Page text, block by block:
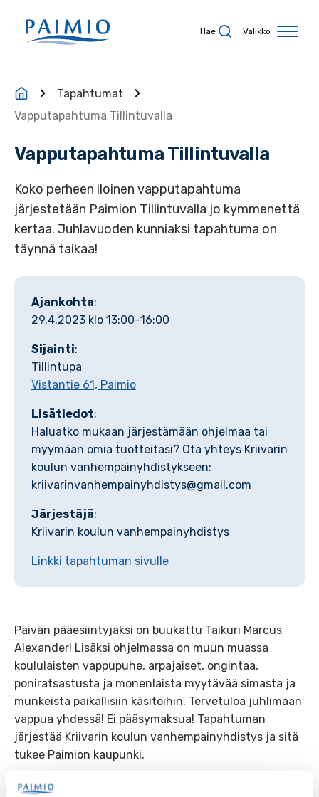
Hae Valikko
Tapahtumat
Vapputapahtuma Tillintuvalla
Vapputapahtuma Tillintuvalla
Koko perheen iloinen vapputapahtuma
järjestetään Paimion Tillintuvalla jo kymmenettä
kertaa. Juhlavuoden kunniaksi tapahtuma on
täynnä taikaa!
Ajankohta:
29.4.2023 klo 13:00–16:00
Sijainti:
Tillintupa
Vistantie 61, Paimio
Lisätiedot:
Haluatko mukaan järjestämään ohjelmaa tai
myymään omia tuotteitasi? Ota yhteys Kriivarin
koulun vanhempainyhdistykseen:
kriivarinvanhempainyhdistys@gmail.com
Järjestäjä:
Kriivarin koulun vanhempainyhdistys
Linkki tapahtuman sivulle
Päivän pääesiintyjäksi on buukattu Taikuri Marcus
Alexander! Lisäksi ohjelmassa on muun muassa
koululaisten vappupuhe, arpajaiset, ongintaa,
poniratsastusta ja monenlaista myytävää simasta ja
munkeista paikallisiin käsitöihin. Tervetuloa juhlimaan
vappua yhdessä! Ei pääsymaksua! Tapahtuman
järjestää Kriivarin koulun vanhempainyhdistys ja sitä
tukee Paimion kaupunki.